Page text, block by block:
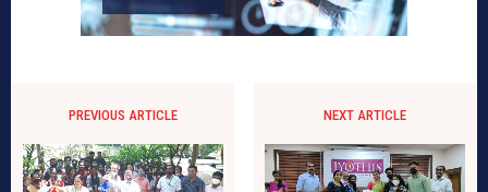
PREVIOUS ARTICLE NEXT ARTICLE